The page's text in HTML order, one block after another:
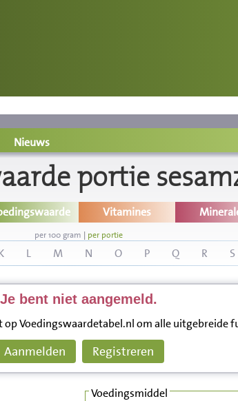
Nieuws
portie
Vitamines
per 100 gram | per portie
L M N O P Q R S
Je bent niet aangemeld.
op Voedingswaardetabel.nl om alle uitgebreide
Aanmelden Registreren
Voedingsmiddel